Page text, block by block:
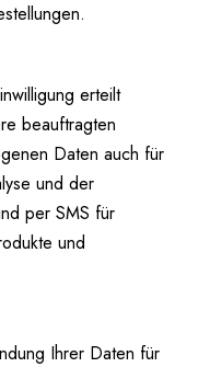
erteilt
beauftragten
Daten auch für
und der
per SMS für
und
Ihrer Daten für